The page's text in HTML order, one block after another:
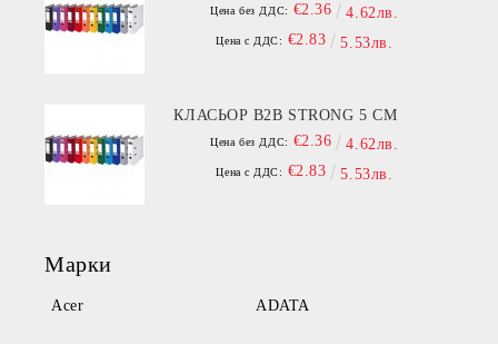
Цена без ДДС: €2.36 4.62лв.
Цена с ДДС: €2.83 5.53лв.
КЛАСЬОР B2B STRONG 5 СМ
Цена без ДДС: €2.36 4.62лв.
Цена с ДДС: €2.83 5.53лв.
Марки
Acer ADATA